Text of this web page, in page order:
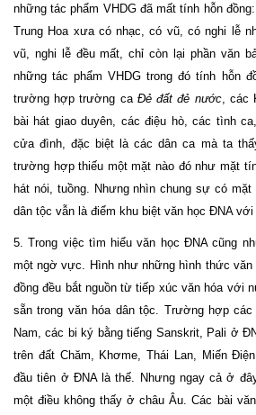
những tác phẩm VHDG đã mất tính hỗn
Trung Hoa xưa có nhạc, có vũ, có nghi lễ
vũ, nghi lễ đều mất, chỉ còn lại phần văn
những tác phẩm VHDG trong đó tính hỗn
trường hợp trường ca Đẻ đất đẻ nước, các
bài hát giao duyên, các điệu hò, các tình
cửa đình, đặc biệt là các dân ca mà ta
trường hợp thiếu một mặt nào đó như mặt
hát nói, tuồng. Nhưng nhìn chung sự có mặt
dân tộc vẫn là điểm khu biệt văn học ĐNA
5. Trong việc tìm hiểu văn học ĐNA cũng
một ngờ vực. Hình như những hình thức văn
đồng đều bắt nguồn từ tiếp xúc văn hóa với
sẵn trong văn hóa dân tộc. Trường hợp
Nam, các bi ký bằng tiếng Sanskrit, Pali ở
trên đất Chăm, Khơme, Thái Lan, Miến
đầu tiên ở ĐNA là thế. Nhưng ngay cả ở
một điều không thấy ở châu Âu. Các bài